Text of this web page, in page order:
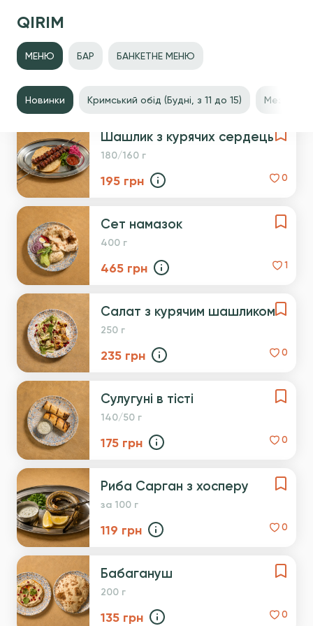
QIRIM
МЕНЮ БАР БАНКЕТНЕ МЕНЮ
Новинки Кримський обід (Будні, з 11 до 15) Мезе та
Новинки
Шашлик з курячих сердець
180/160 г
195 грн 0
Сет намазок
400 г
465 грн 1
Салат з курячим шашликом
250 г
235 грн 0
Сулугуні в тісті
140/50 г
175 грн 0
Риба Сарган з хосперу
за 100 г
119 грн 0
Бабагануш
200 г
135 грн 0